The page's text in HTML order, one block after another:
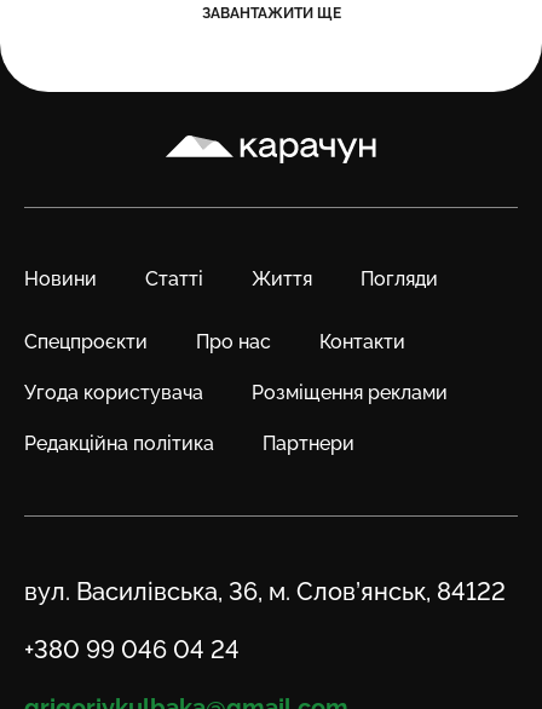
ЗАВАНТАЖИТИ ЩЕ
Карачун
Новини Статті Життя Погляди
Спецпроєкти Про нас Контакти
Угода користувача Розміщення реклами
Редакційна політика Партнери
Адреса
вул. Василівська, 36, м. Слов’янськ, 84122
Телефон
+380 99 046 04 24